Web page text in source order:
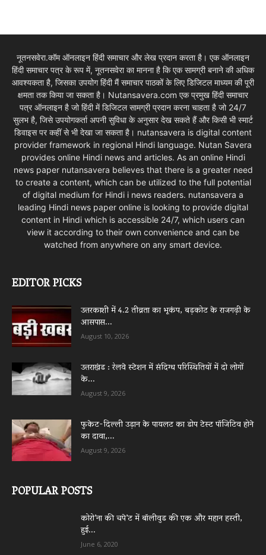
नूतनसवेरा.कॉम ऑनलाइन हिंदी समाचार और लेख प्रदान करता है। एक ऑनलाइन
हिंदी समाचार पत्र के रूप में, नूतनसवेरा का मानना है कि एक सामग्री बनाने की अधिक
आवश्यकता है, जिसका उपयोग हिंदी मैं समाचार पाठकों के लिए डिजिटल माध्यम की पूरी
क्षमता तक किया जा सकता है। Nutansavera.com एक प्रमुख हिंदी समाचार
पत्र ऑनलाइन है जो हिंदी में डिजिटल सामग्री प्रदान करना चाहता है जो 24/7
सुलभ है, जिसे उपयोगकर्ता अपनी सुविधा के अनुसार देख सकते हैं और किसी भी स्मार्ट
डिवाइस पर कहीं से भी देखा जा सकता है। nutansavera is digital content
provider framework in regional Hindi language. Nutan Savera
provides online Hindi news and articles. As an online Hindi
news paper nutansavera believes that there is a greater need
to create a content, which can be utilized to the full potential
of digital medium for Hindi i news readers. nutansavera a
leading Hindi news paper online is looking to provide digital
content in Hindi which is accessible 24/7, which users can
view it according to their own convenience and can be
watched from anywhere on any smart device.
EDITOR PICKS
उत्तरकाशी में 4.2 तीव्रता का भूकंप, बड़कोट के राजगढ़ी के
आसपास...
August 10, 2026
उत्तराखंड : रेलवे स्टेशन में संदिग्ध परिस्थितियों में दो लोगों
के...
August 9, 2026
फुकेट-दिल्ली उड़ान के पायलट का डोप टेस्ट पॉजिटिव होने
का दावा,...
August 9, 2026
POPULAR POSTS
कोरो’ना की चपे’ट में बॉलीवुड की एक और महान हस्ती,
हुई...
June 6, 2020